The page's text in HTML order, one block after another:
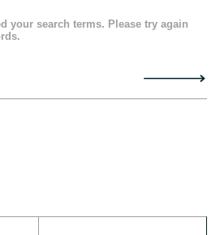
your search terms. Please try again